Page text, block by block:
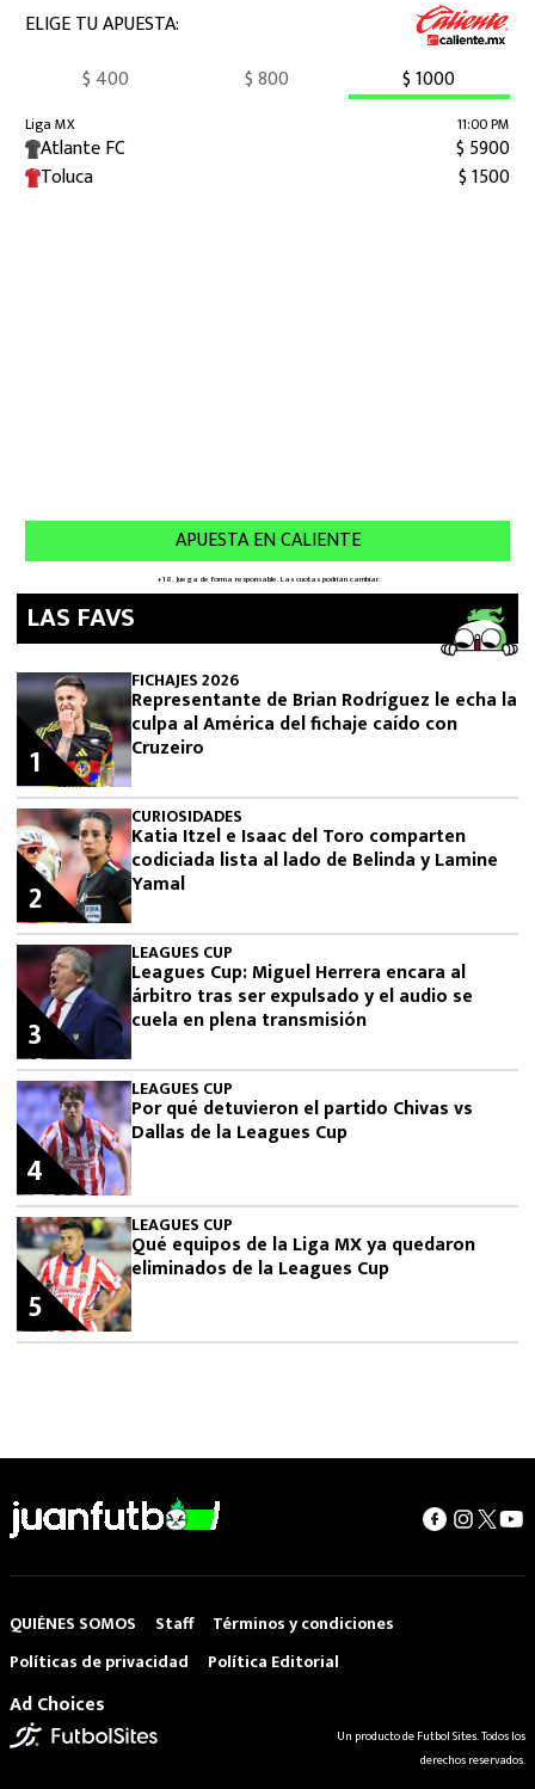
LAS FAVS
FICHAJES 2026
Representante de Brian Rodríguez le echa la
culpa al América del fichaje caído con
Cruzeiro
1
CURIOSIDADES
Katia Itzel e Isaac del Toro comparten
codiciada lista al lado de Belinda y Lamine
Yamal
2
LEAGUES CUP
Leagues Cup: Miguel Herrera encara al
árbitro tras ser expulsado y el audio se
cuela en plena transmisión
3
LEAGUES CUP
Por qué detuvieron el partido Chivas vs
Dallas de la Leagues Cup
4
LEAGUES CUP
Qué equipos de la Liga MX ya quedaron
eliminados de la Leagues Cup
5
QUIÉNES SOMOS Staff
Términos y condiciones
Políticas de privacidad
Política Editorial
Ad Choices
Un producto de Futbol Sites. Todos los
derechos reservados.